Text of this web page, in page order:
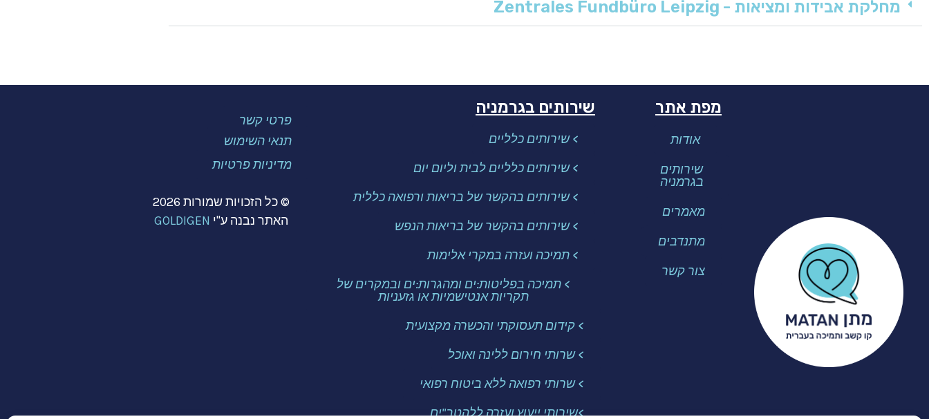
מחלקת אבידות ומציאות - Zentrales Fundbüro Leipzig
מפת אתר
אודות
שירותים
בגרמניה
מאמרים
מתנדבים
צור קשר
שירותים בגרמניה
> שירותים כלליים
> שירותים כלליים לבית וליום יום
> שירותים בהקשר של בריאות ורפואה כללית
> שירותים בהקשר של בריאות הנפש
> תמיכה ועזרה במקרי אלימות
> תמיכה בפליטות:ים ומהגרות:ים ובמקרים של
תקריות אנטישמיות או גזעניות
> קידום תעסוקתי והכשרה מקצועית
> שרותי חירום ללינה ואוכל
> שרותי רפואה ללא ביטוח רפואי
>שירותי ייעוץ ועזרה ללהטב"ים
פרטי קשר
תנאי השימוש
מדיניות פרטיות
©כל הזכויות שמורות 2026
האתר נבנה ע"י GOLDIGEN